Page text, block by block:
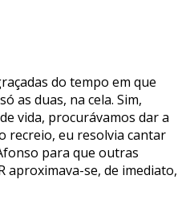
do tempo em que
as duas, na cela. Sim,
vida, procurávamos dar a
recreio, eu resolvia cantar
para que outras
aproximava-se, de imediato,